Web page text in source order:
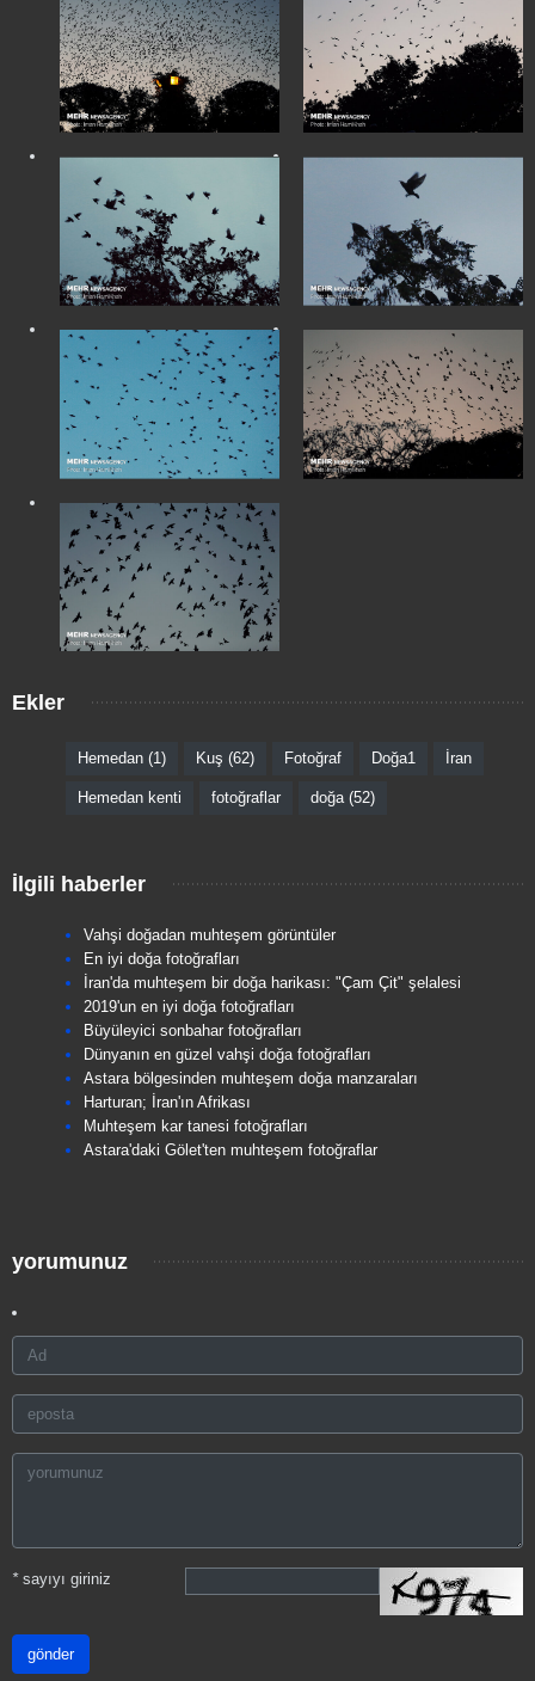
Ekler
Hemedan (1) Kuş (62) Fotoğraf Doğa1 İran
Hemedan kenti fotoğraflar doğa (52)
İlgili haberler
Vahşi doğadan muhteşem görüntüler
En iyi doğa fotoğrafları
İran'da muhteşem bir doğa harikası: "Çam Çit" şelalesi
2019'un en iyi doğa fotoğrafları
Büyüleyici sonbahar fotoğrafları
Dünyanın en güzel vahşi doğa fotoğrafları
Astara bölgesinden muhteşem doğa manzaraları
Harturan; İran'ın Afrikası
Muhteşem kar tanesi fotoğrafları
Astara'daki Gölet'ten muhteşem fotoğraflar
yorumunuz
*sayıyı giriniz
gönder